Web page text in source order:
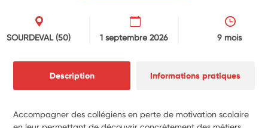
SOURDEVAL(50) 1 septembre 2026 9 mois
Description Informations pratiques
Accompagner des collégiens en perte de motivation scolaire